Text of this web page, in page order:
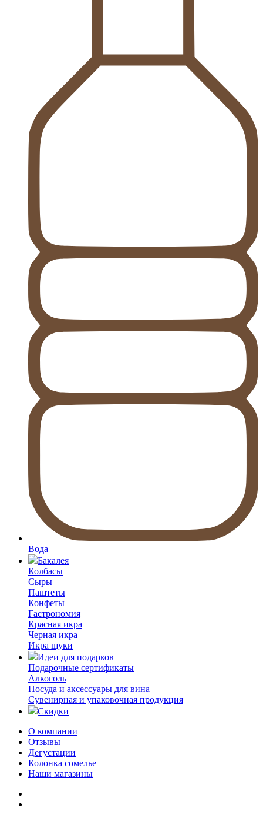
Вода
Бакалея
Колбасы
Сыры
Паштеты
Конфеты
Гастрономия
Красная икра
Черная икра
Икра щуки
Идеи для подарков
Подарочные сертификаты
Алкоголь
Посуда и аксессуары для вина
Сувенирная и упаковочная продукция
Скидки
О компании
Отзывы
Дегустации
Колонка сомелье
Наши магазины